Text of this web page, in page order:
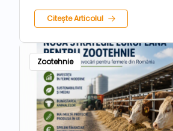
sancționate, iar
respectă legea trebuie
Citește Articolul
Zootehnie